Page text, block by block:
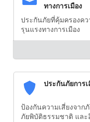
ทางการเมือง
ประกันภัยที่คุ้มครองคว
รุนแรงทางการเมือง
ประกันภัยการ
ป้องกันความเสี่ยงจาก
ภัยพิบัติธรรมชาติ และ